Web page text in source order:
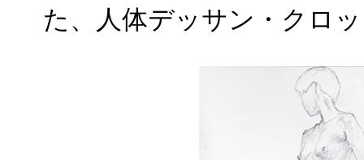
た、人体デッサン・クロ